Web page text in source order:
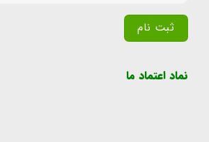
نماد اعتماد ما